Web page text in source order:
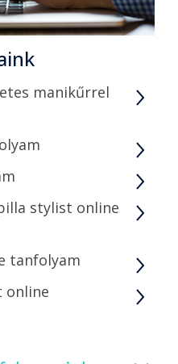
manikűrrel
stylist online
tanfolyam
online